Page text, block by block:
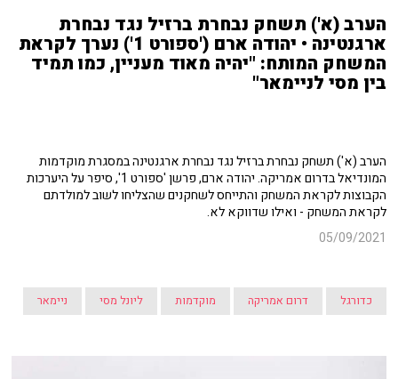
הערב (א') תשחק נבחרת ברזיל נגד נבחרת
ארגנטינה • יהודה ארם ('ספורט 1') נערך לקראת
המשחק המותח: "יהיה מאוד מעניין, כמו תמיד
בין מסי לניימאר"
הערב (א') תשחק נבחרת ברזיל נגד נבחרת ארגנטינה במסגרת מוקדמות
המונדיאל בדרום אמריקה. יהודה ארם, פרשן 'ספורט 1', סיפר על היערכות
הקבוצות לקראת המשחק והתייחס לשחקנים שהצליחו לשוב למולדתם
לקראת המשחק - ואילו שדווקא לא.
05/09/2021
כדורגל דרום אמריקה מוקדמות ליונל מסי ניימאר